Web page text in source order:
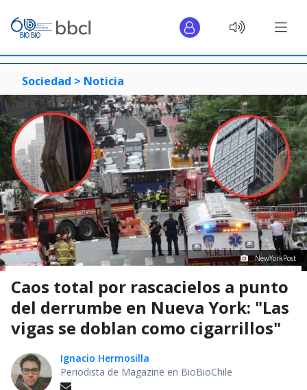
Sociedad > Noticia
NewYorkPost
Caos total por rascacielos a punto
del derrumbe en Nueva York: "Las
vigas se doblan como cigarrillos"
Ignacio Hermosilla
Periodista de Magazine en BioBioChile